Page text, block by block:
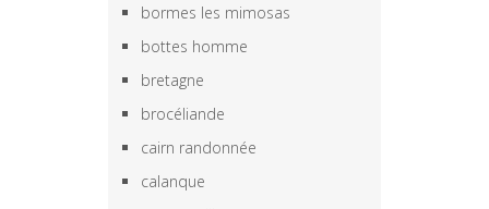
bormes les mimosas
bottes homme
bretagne
brocéliande
cairn randonnée
calanque